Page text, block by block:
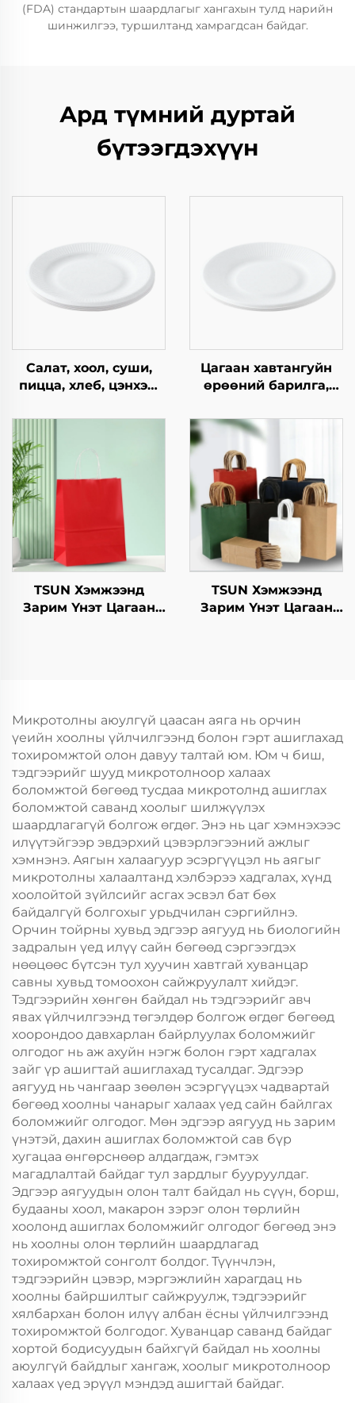
(FDA) стандартын шаардлагыг хангахын тулд нарийн
шинжилгээ, туршилтанд хамрагдсан байдаг.
Ард түмний дуртай
бүтээгдэхүүн
Салат, хоол, суши,
пицца, хлеб, цэнхэр,
гамбургерийг
зориулагдсан буцаж
ашиглах боломжтой
крафт хавтангаас
бүрдсэн дагуу, цэцэг,
хөнгөн хоолны
ашиглахад
Цагаан хавтангуйн
өрөөний барилга,
хавтангуудын цагаан
хуурмагийн талх,
салат, снэк, суши, цус,
хоол, амт, зүсэгчдийн
элсэн хоол зэрэгт
ашигладаг.
TSUN Хэмжээнд
Зарим Үнэт Цагаан
TSUN Хэмжээнд
Зарим Үнэт Цагаан
Микротолны аюулгүй цаасан аяга нь орчин
үеийн хоолны үйлчилгээнд болон гэрт ашиглахад
тохиромжтой олон давуу талтай юм. Юм ч биш,
тэдгээрийг шууд микротолноор халаах
боломжтой бөгөөд тусдаа микротолнд ашиглах
боломжтой саванд хоолыг шилжүүлэх
шаардлагагүй болгож өгдөг. Энэ нь цаг хэмнэхээс
илүүтэйгээр эвдэрхий цэвэрлэгээний ажлыг
хэмнэнэ. Аягын халаагуур эсэргүүцэл нь аягыг
микротолны халаалтанд хэлбэрээ хадгалах, хүнд
хоолойтой зүйлсийг асгах эсвэл бат бөх
байдалгүй болгохыг урьдчилан сэргийлнэ.
Орчин тойрны хувьд эдгээр аягууд нь биологийн
задралын үед илүү сайн бөгөөд сэргээгдэх
нөөцөөс бүтсэн тул хуучин хавтгай хуванцар
савны хувьд томоохон сайжруулалт хийдэг.
Тэдгээрийн хөнгөн байдал нь тэдгээрийг авч
явах үйлчилгээнд төгэлдөр болгож өгдөг бөгөөд
хоорондоо давхарлан байрлуулах боломжийг
олгодог нь аж ахуйн нэгж болон гэрт хадгалах
зайг үр ашигтай ашиглахад тусалдаг. Эдгээр
аягууд нь чангаар зөөлөн эсэргүүцэх чадвартай
бөгөөд хоолны чанарыг халаах үед сайн байлгах
боломжийг олгодог. Мөн эдгээр аягууд нь зарим
үнэтэй, дахин ашиглах боломжтой сав бүр
хугацаа өнгөрснөөр алдагдаж, гэмтэх
магадлалтай байдаг тул зардлыг бууруулдаг.
Эдгээр аягуудын олон талт байдал нь сүүн, борш,
будааны хоол, макарон зэрэг олон төрлийн
хоолонд ашиглах боломжийг олгодог бөгөөд энэ
нь хоолны олон төрлийн шаардлагад
тохиромжтой сонголт болдог. Түүнчлэн,
тэдгээрийн цэвэр, мэргэжлийн харагдац нь
хоолны байршилтыг сайжруулж, тэдгээрийг
хялбархан болон илүү албан ёсны үйлчилгээнд
тохиромжтой болгодог. Хуванцар саванд байдаг
хортой бодисуудын байхгүй байдал нь хоолны
аюулгүй байдлыг хангаж, хоолыг микротолноор
халаах үед эрүүл мэндэд ашигтай байдаг.